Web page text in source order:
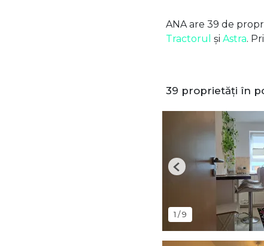
ANA are 39 de
Tractorul șiAstra.
39 proprietăți în
1 /9
Previous